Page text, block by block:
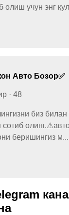
олиш учун энг
Авто Бозор✅
· 48
биз билан
сотиб
беришингиз м...